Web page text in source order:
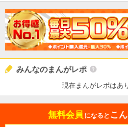
みんなのまんがレポ
現在まんがレポはあ
無料会員 になると こ